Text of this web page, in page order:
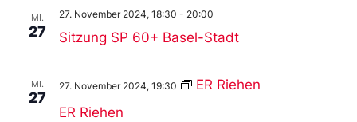
MI.
27 Sitzung SP 60+ Basel-Stadt
27. November 2024, 18:30 - 20:00
MI.
27
ER Riehen
27. November 2024, 19:30 ER Riehen